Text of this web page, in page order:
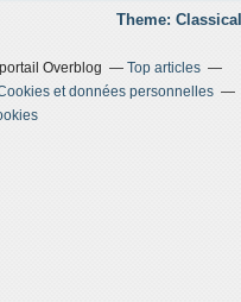
Theme:
Overblog
Top articles
et données personnelles